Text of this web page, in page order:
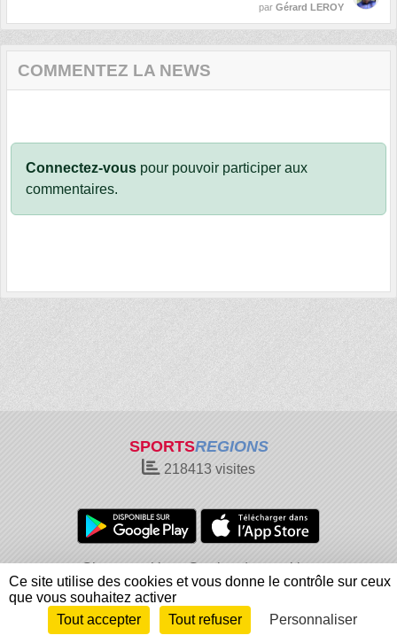
par Gérard LEROY
COMMENTEZ LA NEWS
Connectez-vous pour pouvoir participer aux
commentaires.
SPORTSREGIONS
218413 visites
Charte cookies
Gestion des cookies
Informations légales
Signaler un contenu inapproprié
Envie de participer ? Connexion
Ce site utilise des cookies et vous donne le contrôle sur ceux
que vous souhaitez activer
Tout accepter
Tout refuser Personnaliser